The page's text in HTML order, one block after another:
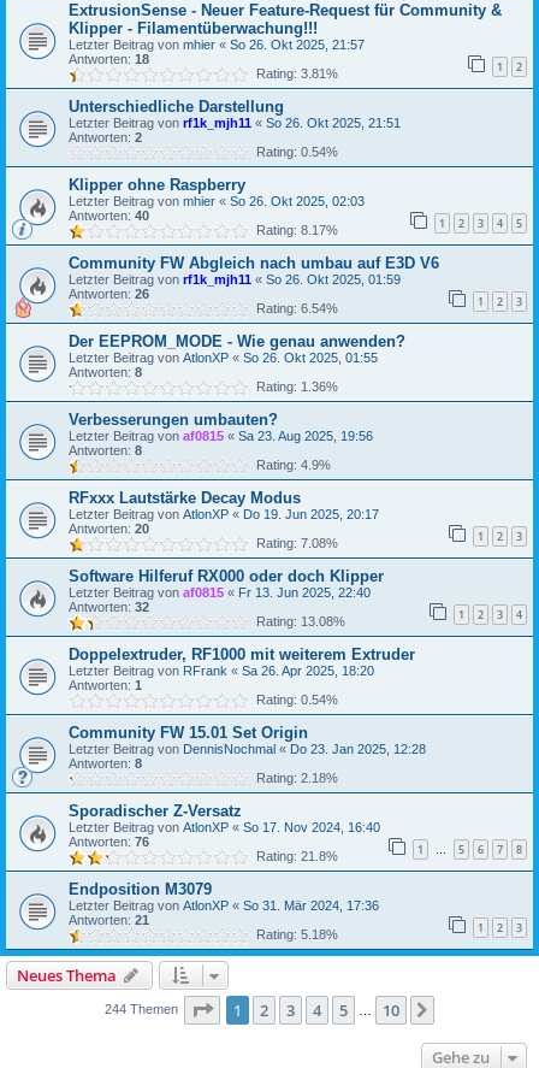
ExtrusionSense - Neuer Feature-Request für Community &
Klipper - Filamentüberwachung!!!
Letzter Beitrag von mhier « So 26. Okt 2025, 21:57
Antworten: 18 1 2
Rating: 3.81%
Unterschiedliche Darstellung
Letzter Beitrag von rf1k_mjh11 « So 26. Okt 2025, 21:51
Antworten: 2
Rating: 0.54%
Klipper ohne Raspberry
Letzter Beitrag von mhier « So 26. Okt 2025, 02:03
Antworten: 40 1 2 3 4 5
Rating: 8.17%
Community FW Abgleich nach umbau auf E3D V6
Letzter Beitrag von rf1k_mjh11 « So 26. Okt 2025, 01:59
Antworten: 26 1 2 3
Rating: 6.54%
Der EEPROM_MODE - Wie genau anwenden?
Letzter Beitrag von AtlonXP « So 26. Okt 2025, 01:55
Antworten: 8
Rating: 1.36%
Verbesserungen umbauten?
Letzter Beitrag von af0815 « Sa 23. Aug 2025, 19:56
Antworten: 8
Rating: 4.9%
RFxxx Lautstärke Decay Modus
Letzter Beitrag von AtlonXP « Do 19. Jun 2025, 20:17
Antworten: 20 1 2 3
Rating: 7.08%
Software Hilferuf RX000 oder doch Klipper
Letzter Beitrag von af0815 « Fr 13. Jun 2025, 22:40
Antworten: 32 1 2 3 4
Rating: 13.08%
Doppelextruder, RF1000 mit weiterem Extruder
Letzter Beitrag von RFrank « Sa 26. Apr 2025, 18:20
Antworten: 1
Rating: 0.54%
Community FW 15.01 Set Origin
Letzter Beitrag von DennisNochmal « Do 23. Jan 2025, 12:28
Antworten: 8
Rating: 2.18%
Sporadischer Z-Versatz
Letzter Beitrag von AtlonXP « So 17. Nov 2024, 16:40
Antworten: 76 1 … 5 6 7 8
Rating: 21.8%
Endposition M3079
Letzter Beitrag von AtlonXP « So 31. Mär 2024, 17:36
Antworten: 21 1 2 3
Rating: 5.18%
Neues Thema
244 Themen Seite 1von 10
1 2 3 4 5 10
Gehe zu